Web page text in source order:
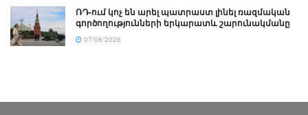
ՌԴ-ում կոչ են արել պատրաստ լինել ռազմական
գործողությունների երկարատև շարունակմանը
07/08/2026